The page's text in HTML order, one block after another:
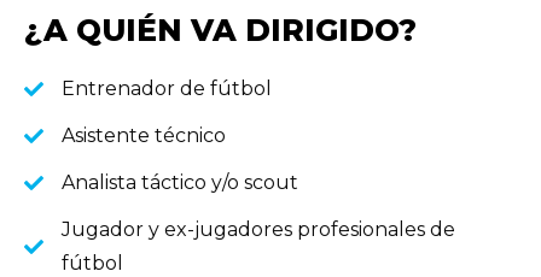
¿A QUIÉN VA DIRIGIDO?
Entrenador de fútbol
Asistente técnico
Analista táctico y/o scout
Jugador y ex-jugadores profesionales de
fútbol